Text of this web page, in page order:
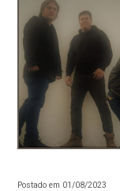
Postado em 01/08/2023